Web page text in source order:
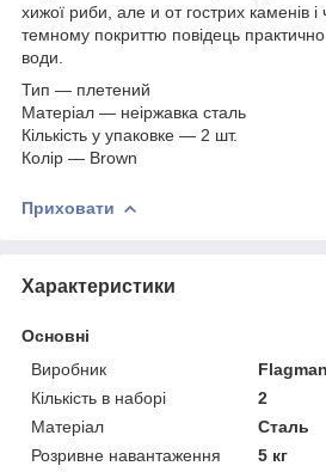
хижої риби, але и от гострих каменів
темному покриттю повідець
води.
Тип — плетений
Матеріал — неіржавка сталь
Кількість у упаковке — 2 шт.
Колір — Brown
Приховати
Характеристики
Основні
Виробник
Flagman
Кількість в наборі
2
Матеріал
Сталь
Розривне навантаження
5 кг